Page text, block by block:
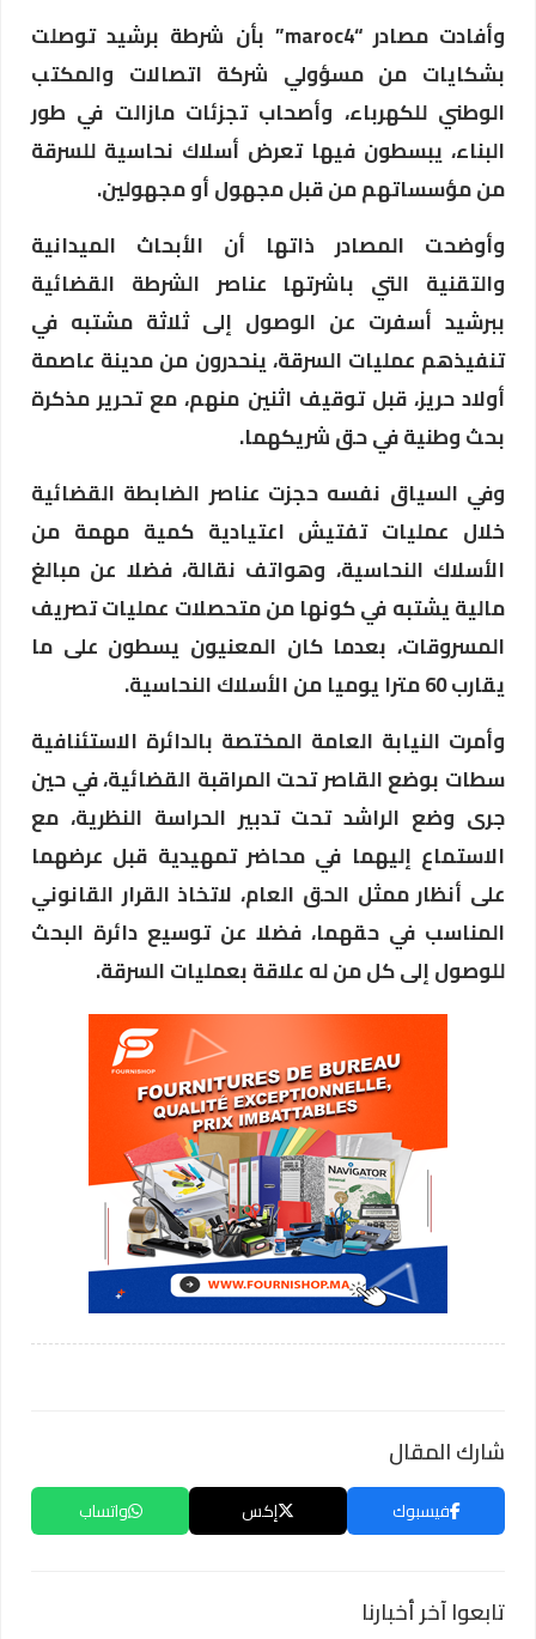
وأفادت مصادر “maroc4” بأن شرطة برشيد توصلت
بشكايات من مسؤولي شركة اتصالات والمكتب
الوطني للكهرباء، وأصحاب تجزئات مازالت في طور
البناء، يبسطون فيها تعرض أسلاك نحاسية للسرقة
من مؤسساتهم من قبل مجهول أو مجهولين.
وأوضحت المصادر ذاتها أن الأبحاث الميدانية
والتقنية التي باشرتها عناصر الشرطة القضائية
ببرشيد أسفرت عن الوصول إلى ثلاثة مشتبه في
تنفيذهم عمليات السرقة، ينحدرون من مدينة عاصمة
أولاد حريز، قبل توقيف اثنين منهم، مع تحرير مذكرة
بحث وطنية في حق شريكهما.
وفي السياق نفسه حجزت عناصر الضابطة القضائية
خلال عمليات تفتيش اعتيادية كمية مهمة من
الأسلاك النحاسية، وهواتف نقالة، فضلا عن مبالغ
مالية يشتبه في كونها من متحصلات عمليات تصريف
المسروقات، بعدما كان المعنيون يسطون على ما
يقارب 60 مترا يوميا من الأسلاك النحاسية.
وأمرت النيابة العامة المختصة بالدائرة الاستئنافية
سطات بوضع القاصر تحت المراقبة القضائية، في حين
جرى وضع الراشد تحت تدبير الحراسة النظرية، مع
الاستماع إليهما في محاضر تمهيدية قبل عرضهما
على أنظار ممثل الحق العام، لاتخاذ القرار القانوني
المناسب في حقهما، فضلا عن توسيع دائرة البحث
للوصول إلى كل من له علاقة بعمليات السرقة.
شارك المقال
فيسبوك إكس واتساب
تابعوا آخر أخبارنا